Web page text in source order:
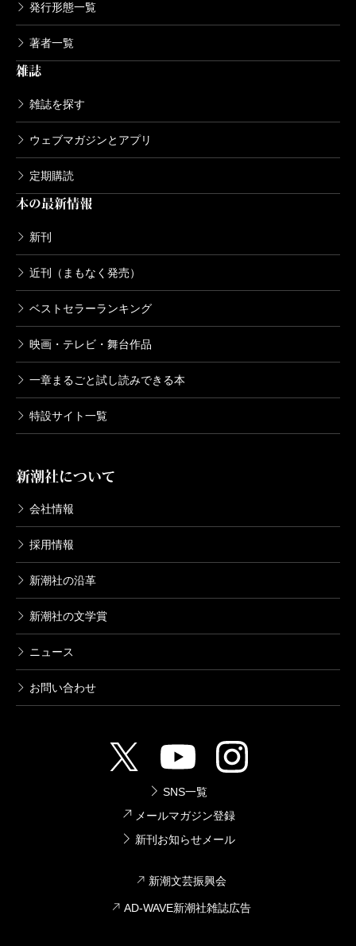
発行形態一覧
著者一覧
雑誌
雑誌を探す
ウェブマガジンとアプリ
定期購読
本の最新情報
新刊
近刊（まもなく発売）
ベストセラーランキング
映画・テレビ・舞台作品
一章まるごと試し読みできる本
特設サイト一覧
新潮社について
会社情報
採用情報
新潮社の沿革
新潮社の文学賞
ニュース
お問い合わせ
SNS一覧
メールマガジン登録
新刊お知らせメール
新潮文芸振興会
AD-WAVE新潮社雑誌広告